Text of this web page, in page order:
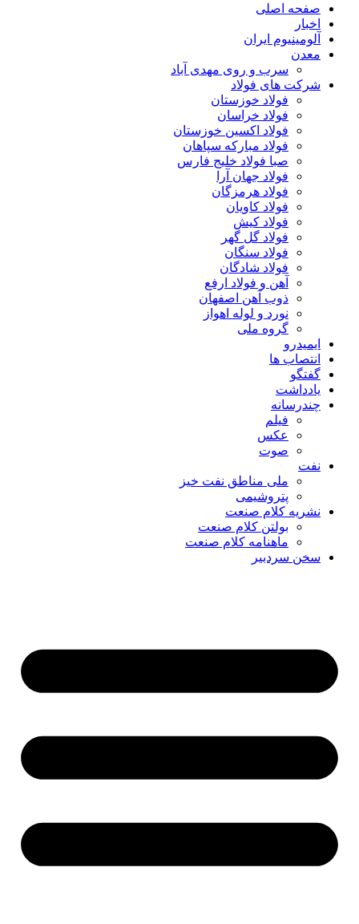
صفحه اصلی
اخبار
آلومینیوم ایران
معدن
سرب و روی مهدی آباد
شرکت های فولاد
فولاد خوزستان
فولاد خراسان
فولاد اکسین خوزستان
فولاد مبارکه سپاهان
صبا فولاد خلیج فارس
فولاد جهان آرا
فولاد هرمزگان
فولاد کاویان
فولاد کیش
فولاد گل گهر
فولاد سنگان
فولاد شادگان
آهن و فولاد ارفع
ذوب آهن اصفهان
نورد و لوله اهواز
گروه ملی
ایمیدرو
انتصاب ها
گفتگو
یادداشت
چندرسانه
فیلم
عکس
صوت
نفت
ملی مناطق نفت خیز
پتروشیمی
نشریه کلام صنعت
بولتن کلام صنعت
ماهنامه کلام صنعت
سخن سردبیر